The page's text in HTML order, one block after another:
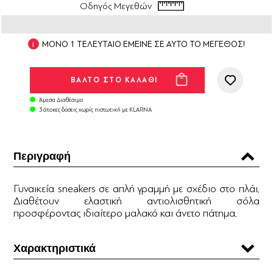
Οδηγός Μεγεθών
ΜΟΝΟ 1 ΤΕΛΕΥΤΑΙΟ ΕΜΕΙΝΕ ΣΕ ΑΥΤΟ ΤΟ ΜΕΓΕΘΟΣ!
Άμεσα Διαθέσιμο
3 άτοκες δόσεις χωρίς πιστωτική με KLARNA
Περιγραφή
Γυναικεία sneakers σε απλή γραμμή με σχέδιο στο πλάι.
Διαθέτουν ελαστική αντιολισθητική σόλα
προσφέροντας ιδιαίτερο μαλακό και άνετο πάτημα.
Χαρακτηριστικά